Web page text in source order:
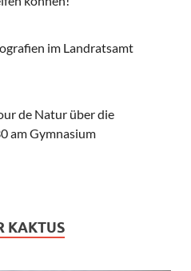
im Landratsamt
de Natur über die
am Gymnasium
KAKTUS